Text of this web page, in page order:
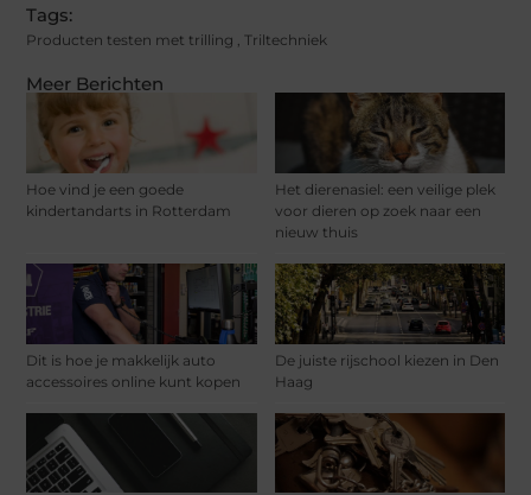
Meer Berichten
Hoe vind je een goede
kindertandarts in Rotterdam
Het dierenasiel: een veilige plek
voor dieren op zoek naar een
nieuw thuis
Dit is hoe je makkelijk auto
accessoires online kunt kopen
De juiste rijschool kiezen in Den
Haag
Tags:
Producten testen met trilling Triltechniek